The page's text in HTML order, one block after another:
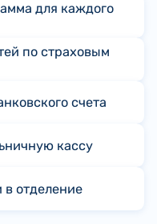
для каждого
по страховым
счета
кассу
в отделение